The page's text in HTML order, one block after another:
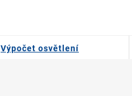
Výpočet osvětlení